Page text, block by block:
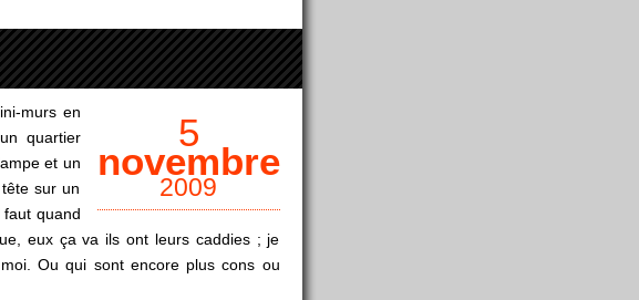
5
novembre
2009
murs en
quartier
et un
sur un
faut quand
eux ça va ils ont leurs caddies ; je
Ou qui sont encore plus cons ou